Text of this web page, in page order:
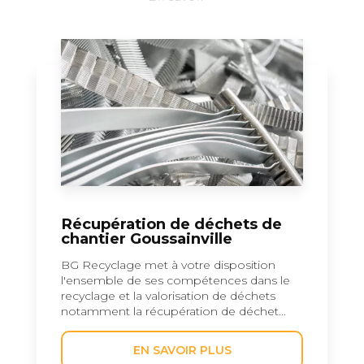
Récupération de déchets de
chantier Goussainville
BG Recyclage met à votre disposition
l'ensemble de ses compétences dans le
recyclage et la valorisation de déchets
notamment la récupération de déchet...
EN SAVOIR PLUS